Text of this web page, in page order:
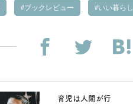
ブックレビュー いい暮らし
育児は人間が行